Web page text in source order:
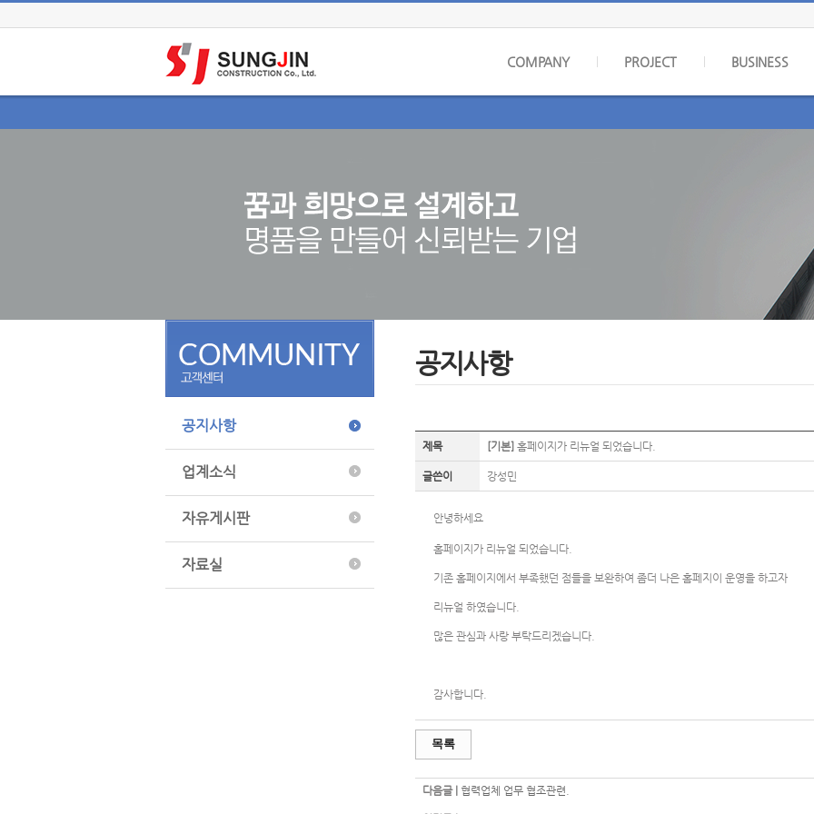
COMPANY PROJECT BUSINESS
공지사항
업계소식
자유게시판
자료실
공지사항
제목 [기본] 홈페이지가 리뉴얼 되었습니다.
글쓴이 강성민
안녕하세요
홈페이지가 리뉴얼 되었습니다.
기존 홈페이지에서 부족했던 점들을 보완하여 좀더 나은 홈페지이 운영을 하고자
리뉴얼 하였습니다.
많은 관심과 사랑 부탁드리겠습니다.
감사합니다.
목록
다음글 | 협력업체 업무 협조관련.